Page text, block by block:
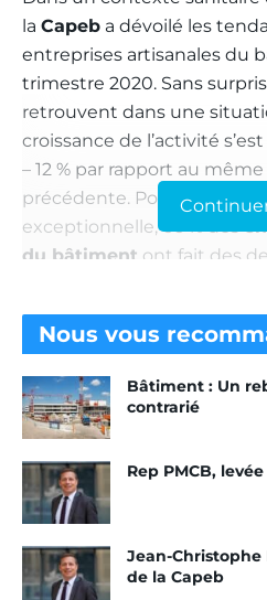
la Capeb a dévoilé les
entreprises artisanales du
trimestre 2020. Sans
retrouvent dans une
croissance de l’activité
– 12 % par rapport au
précédente. Pour faire
exceptionnelle, 66 % des
du bâtiment ont fait des
d’entre elles ont vu leurs
l’administration.
“officiellement interdite”.
« L’artisanat du bâtiment
économique sans
sanitaire du
président du syndicat.
entreprises du secteur sont
construction est touchée
Nous vous
Bâtiment : Un
contrarié
Rep PMCB,
Jean-
de la Capeb